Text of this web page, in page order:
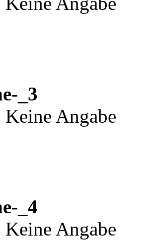
_3
Angabe
_4
Angabe